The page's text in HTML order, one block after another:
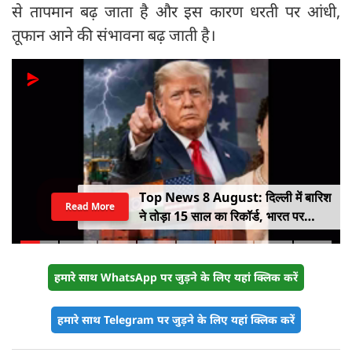
से तापमान बढ़ जाता है और इस कारण धरती पर आंधी,
तूफान आने की संभावना बढ़ जाती है।
Top News 8 August: दिल्ली में बारिश
ने तोड़ा 15 साल का रिकॉर्ड, भारत पर
100% टैरिफ का खतरा; Gen Z पर कंगना
Read More
हमारे साथ WhatsApp पर जुड़ने के लिए यहां क्लिक करें
हमारे साथ Telegram पर जुड़ने के लिए यहां क्लिक करें